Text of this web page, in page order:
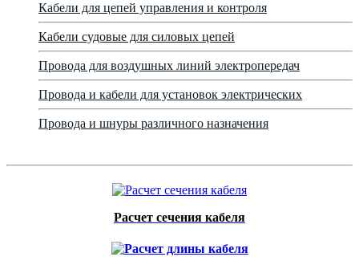
Кабели для цепей управления и контроля
Кабели судовые для силовых цепей
Провода для воздушных линий электропередач
Провода и кабели для установок электрических
Провода и шнуры различного назначения
Расчет сечения кабеля